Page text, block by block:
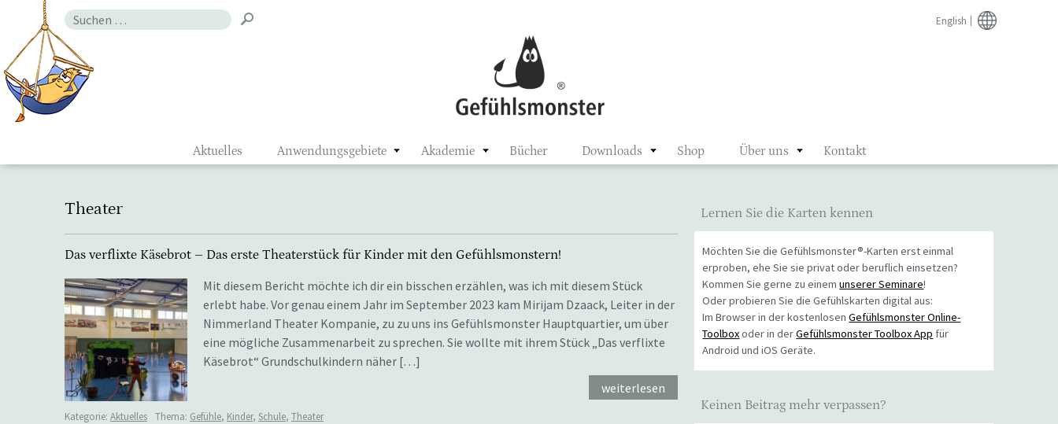
Aktuelles Anwendungsgebiete Akademie Bücher Downloads Shop Über uns Kontakt
English
Suchen
Theater
Das verflixte Käsebrot – Das erste Theaterstück für Kinder mit den Gefühlsmonstern!
Mit diesem Bericht möchte ich dir ein bisschen erzählen, was ich mit diesem Stück
erlebt habe. Vor genau einem Jahr im September 2023 kam Mirijam Dzaack, Leiter in der
Nimmerland Theater Kompanie, zu zu uns ins Gefühlsmonster Hauptquartier, um über
eine mögliche Zusammenarbeit zu sprechen. Sie wollte mit ihrem Stück „Das verflixte
Käsebrot“ Grundschulkindern näher […]
weiterlesen
Kategorie: Aktuelles Thema: Gefühle, Kinder, Schule, Theater
Lernen Sie die Karten kennen
Möchten Sie die Gefühlsmonster®-Karten erst einmal
erproben, ehe Sie sie privat oder beruflich einsetzen?
Kommen Sie gerne zu einemunserer Seminare!
Oder probieren Sie die Gefühlskarten digital aus:
Im Browser in der kostenlosenGefühlsmonster Online-
Toolboxoder in derGefühlsmonster Toolbox App für
Android und iOS Geräte.
Keinen Beitrag mehr verpassen?